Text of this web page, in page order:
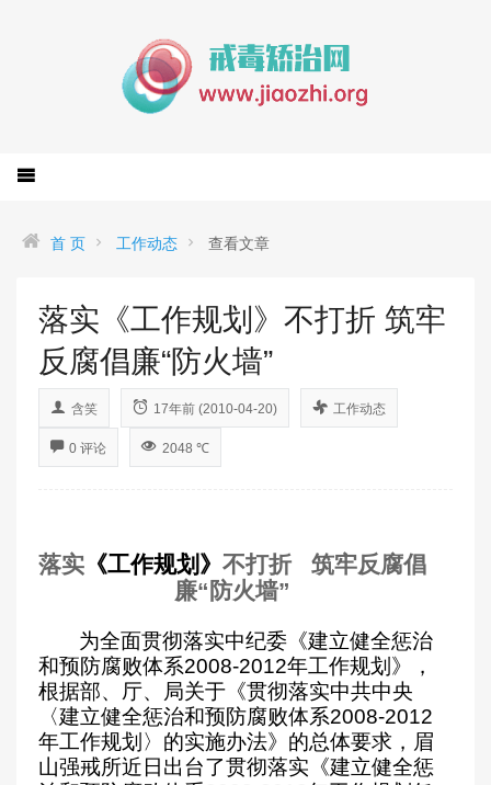
首 页 工作动态 查看文章
落实《工作规划》不打折 筑牢
反腐倡廉“防火墙”
含笑 17年前 (2010-04-20) 工作动态
0 评论 2048 ℃
落实 《工作规划》不打折
筑牢反腐倡
廉“防火墙”
为全面贯彻落实中纪委《建立健全惩治
和预防腐败体系2008-2012年工作规划》，
根据部、厅、局关于《贯彻落实中共中央
〈建立健全惩治和预防腐败体系2008-2012
年工作规划〉的实施办法》的总体要求，眉
山强戒所近日出台了贯彻落实《建立健全惩